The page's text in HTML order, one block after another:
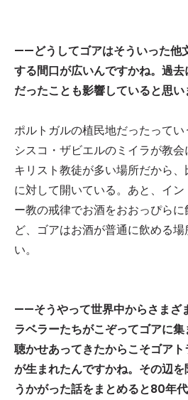
——どうしてゴアはそういった他
する間口が広いんですかね。過
だったことも影響していると思い
ポルトガルの植民地だったって
シスコ・ザビエルのミイラが教
キリスト教徒が多い場所だから
に対して開いている。あと、イ
ー教の戒律でお酒をおおっぴら
ど、ゴアはお酒が普通に飲める
い。
——そうやって世界中からさまざ
ラベラーたちがこぞってゴアに
聴かせあってきたからこそゴア
が生まれたんですかね。その辺
うかがった話をまとめると80年